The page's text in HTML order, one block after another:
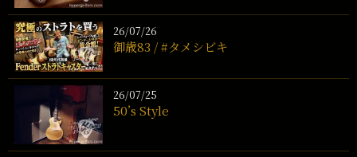
26/07/26
御歳83 / #タメシビキ
26/07/25
50’s Style